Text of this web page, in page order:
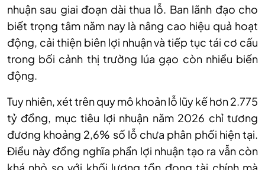
nhuận sau giai đoạn dài thua lỗ. Ban lãnh đạo cho
biết trọng tâm năm nay là nâng cao hiệu quả hoạt
động, cải thiện biên lợi nhuận và tiếp tục tái cơ cấu
trong bối cảnh thị trường lúa gạo còn nhiều biến
động.
Tuy nhiên, xét trên quy mô khoản lỗ lũy kế hơn 2.775
tỷ đồng, mục tiêu lợi nhuận năm 2026 chỉ tương
đương khoảng 2,6% số lỗ chưa phân phối hiện tại.
Điều này đồng nghĩa phần lợi nhuận tạo ra vẫn còn
khá nhỏ so với khối lượng tồn đọng tài chính mà